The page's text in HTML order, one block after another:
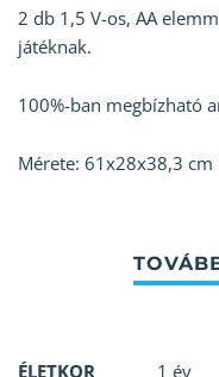
2 db 1,5 V-os, AA
játéknak.
100%-ban megbízható
Mérete: 61x28x38,3 cm
ÉLETKOR 1 év